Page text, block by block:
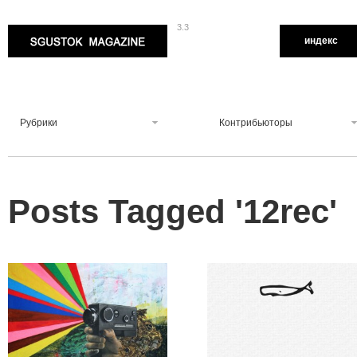
3.3
индекс
Рубрики Контрибьюторы
Posts Tagged '12rec'